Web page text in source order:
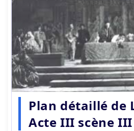
Plan détaillé de
Acte III scène III